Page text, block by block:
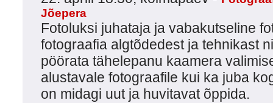
Jõepera
Fotoluksi juhataja ja vabakutseline
fotograafia algtõdedest ja tehnikast
pöörata tähelepanu kaamera
alustavale fotograafile kui ka juba
on midagi uut ja huvitavat õppida.